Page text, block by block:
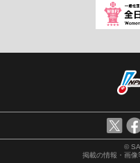
©
掲載の情報・画